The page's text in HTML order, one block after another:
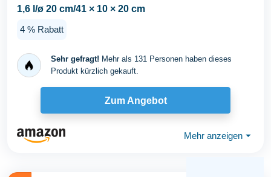
1,6 l/ø 20 cm/41 × 10 × 20 cm
4 % Rabatt
Sehr gefragt! Mehr als 131 Personen haben dieses
Produkt kürzlich gekauft.
Zum Angebot
Mehr anzeigen ⏷